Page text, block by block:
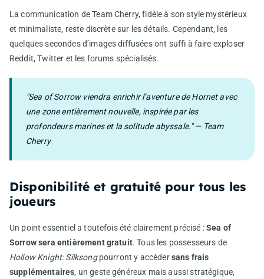
La communication de Team Cherry, fidèle à son style mystérieux
et minimaliste, reste discrète sur les détails. Cependant, les
quelques secondes d’images diffusées ont suffi à faire exploser
Reddit, Twitter et les forums spécialisés.
"Sea of Sorrow viendra enrichir l’aventure de Hornet avec
une zone entièrement nouvelle, inspirée par les
profondeurs marines et la solitude abyssale." — Team
Cherry
Disponibilité et gratuité pour tous les
joueurs
Un point essentiel a toutefois été clairement précisé :Sea of
Sorrow sera entièrement gratuit. Tous les possesseurs de
Hollow Knight: Silksongpourront y accédersans frais
supplémentaires, un geste généreux mais aussi stratégique,